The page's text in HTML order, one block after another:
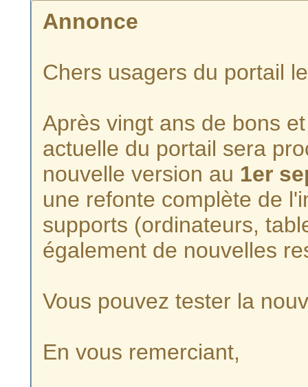
Annonce
Chers usagers du portail
Après vingt ans de bons
actuelle du portail sera
nouvelle version au 1er
une refonte complète de
supports (ordinateurs,
également de nouvelles
Vous pouvez tester la
En vous remerciant,